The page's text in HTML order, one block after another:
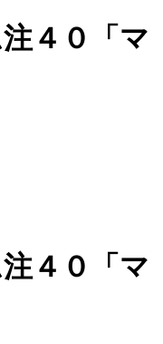
４０「マ
４０「マ